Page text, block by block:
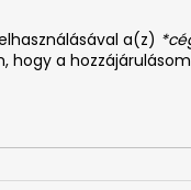
a(z)
hogy a